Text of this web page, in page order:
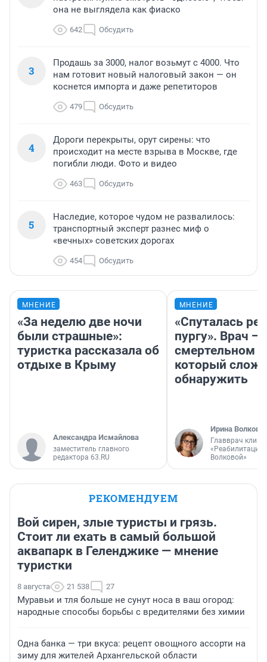
она не выглядела как фиаско
642 Обсудить
3
Продашь за 3000, налог возьмут с 4000. Что
нам готовит новый налоговый закон — он
коснется импорта и даже репетиторов
479 Обсудить
4
Дороги перекрыты, орут сирены: что
происходит на месте взрыва в Москве, где
погибли люди. Фото и видео
463 Обсудить
5
Наследие, которое чудом не развалилось:
транспортный эксперт разнес миф о
«вечных» советских дорогах
454 Обсудить
МНЕНИЕ
«За неделю две ночи
были страшные»:
туристка рассказала об
отдыхе в Крыму
Александра Исмайлова
заместитель главного
редактора 63.RU
МНЕНИЕ
«Спуталась
пургу». Врач —
смертельном
который
обнаружить
Ирина Волкова
Главврач
«Реабилитация
Волковой»
РЕКОМЕНДУЕМ
Вой сирен, злые туристы и грязь.
Стоит ли ехать в самый большой
аквапарк в Геленджике — мнение
туристки
8 августа 21 538 27
Муравьи и тля больше не сунут носа в ваш огород:
народные способы борьбы с вредителями без химии
Одна банка — три вкуса: рецепт овощного ассорти на
зиму для жителей Архангельской области